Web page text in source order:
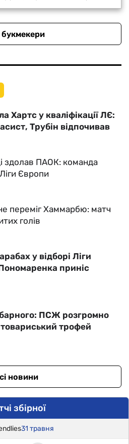
букмекери
Хартс у кваліфікації ЛЄ:
Трубін відпочивав
здолав ПАОК: команда
Європи
переміг Хаммарбю: матч
голів
у відборі Ліги
приніс
ПСЖ розгромно
трофей
новини
збірної
31 травня